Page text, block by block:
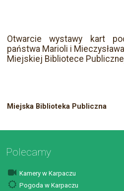
Otwarcie wystawy kart
państwa Marioli i
Miejskiej Bibliotece
Miejska Biblioteka Publiczna
Polecamy
Kamery w Karpaczu
Pogoda w Karpaczu